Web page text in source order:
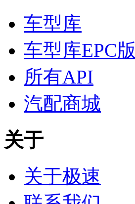
车型库
车型库EPC版
所有API
汽配商城
关于
关于极速